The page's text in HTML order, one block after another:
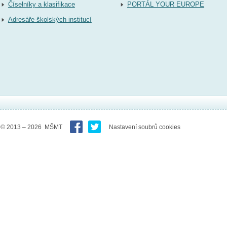
Číselníky a klasifikace
Adresáře školských institucí
PORTÁL YOUR EUROPE
© 2013 – 2026 MŠMT Nastavení soubrů cookies